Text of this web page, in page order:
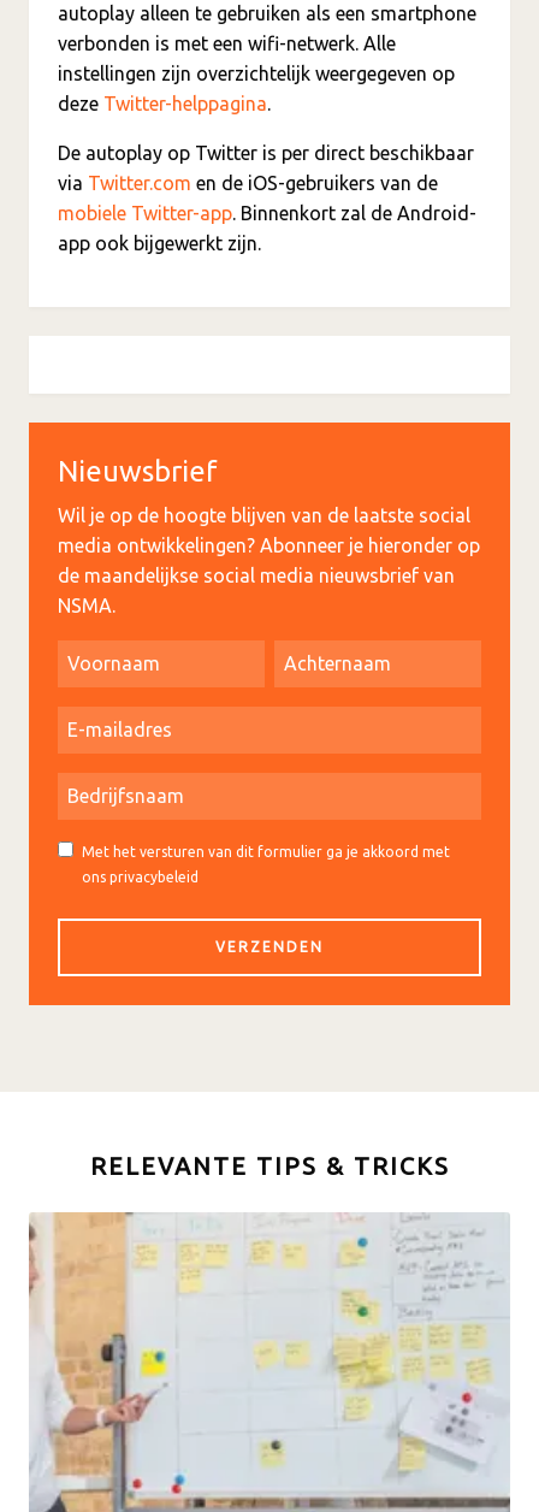
autoplay alleen te gebruiken als een smartphone
verbonden is met een wifi-netwerk. Alle
instellingen zijn overzichtelijk weergegeven op
deze Twitter-helppagina.
De autoplay op Twitter is per direct beschikbaar
via Twitter.com en de iOS-gebruikers van de
mobiele Twitter-app. Binnenkort zal de Android-
app ook bijgewerkt zijn.
Nieuwsbrief
Wil je op de hoogte blijven van de laatste social
media ontwikkelingen? Abonneer je hieronder op
de maandelijkse social media nieuwsbrief van
NSMA.
Met het versturen van dit formulier ga je akkoord met
ons privacybeleid
RELEVANTE TIPS & TRICKS